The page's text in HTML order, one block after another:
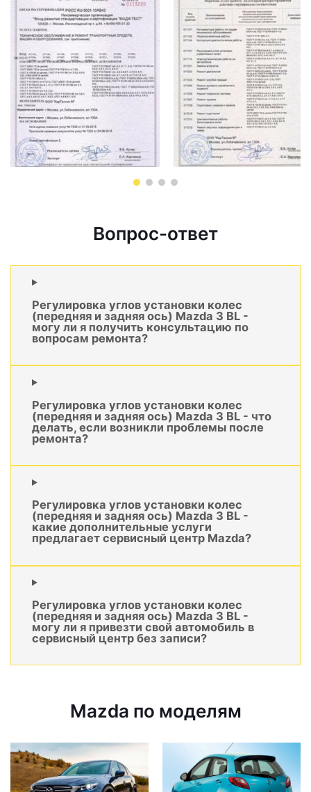
Вопрос-ответ
Регулировка углов установки колес
(передняя и задняя ось) Mazda 3 BL -
могу ли я получить консультацию по
вопросам ремонта?
Регулировка углов установки колес
(передняя и задняя ось) Mazda 3 BL - что
делать, если возникли проблемы после
ремонта?
Регулировка углов установки колес
(передняя и задняя ось) Mazda 3 BL -
какие дополнительные услуги
предлагает сервисный центр Mazda?
Регулировка углов установки колес
(передняя и задняя ось) Mazda 3 BL -
могу ли я привезти свой автомобиль в
сервисный центр без записи?
Mazda по моделям